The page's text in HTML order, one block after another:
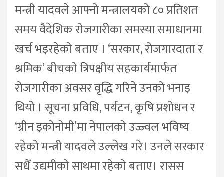
मन्त्री यादवले आफ्नो मन्त्रालयको ८० प्रतिशत
समय वैदेशिक रोजगारीका समस्या समाधानमा
खर्च भइरहेको बताए । ‘सरकार, रोजगारदाता र
श्रमिक’ बीचको त्रिपक्षीय सहकार्यमार्फत
रोजगारीका अवसर वृद्धि गरिने उनको भनाइ
थियो । सूचना प्रविधि, पर्यटन, कृषि प्रशोधन र
‘ग्रीन इकोनोमी’मा नेपालको उज्ज्वल भविष्य
रहेको मन्त्री यादवले उल्लेख गरे। उनले सरकार
सधैँ उद्यमीको साथमा रहेको बताए। रासस